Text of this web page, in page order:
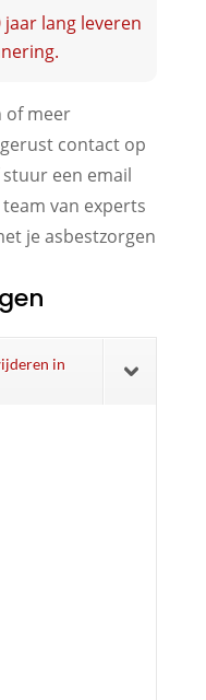
lang leveren
of meer
contact op
een email
van experts
je asbestzorgen
in